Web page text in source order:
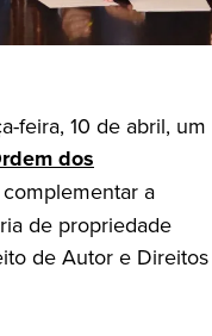
feira, 10 de abril, um
dos
a
de propriedade
de Autor e Direitos